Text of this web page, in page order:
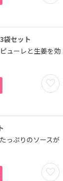
袋セット
ューレと生姜を効
お気
っぷりのソースが
お気